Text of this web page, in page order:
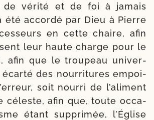
de véri­té et de foi à jamais
été accor­dé par Dieu à Pierre
en cette chaire, afin
leur haute charge pour le
afin que le trou­peau uni­ver­
écar­té des nour­ri­tures empoi­
soit nour­ri de l’a­li­ment
céleste, afin que, toute occa­
étant sup­pri­mée, l’Église